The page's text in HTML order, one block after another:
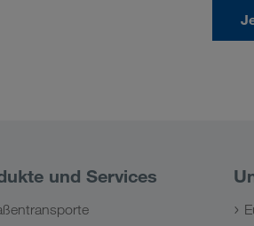
und Services